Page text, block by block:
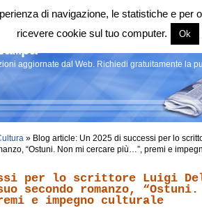
aggiornate dal Web. Richiedi gratuitamente la
» Blog article: Un 2025 di successi per lo
“Ostuni. Non mi cercare più…”, premi e
per lo scrittore Luigi
secondo romanzo, “Ostuni.
e impegno culturale
di navigazione, le statistiche e
ricevere cookie sul tuo computer.
Ok